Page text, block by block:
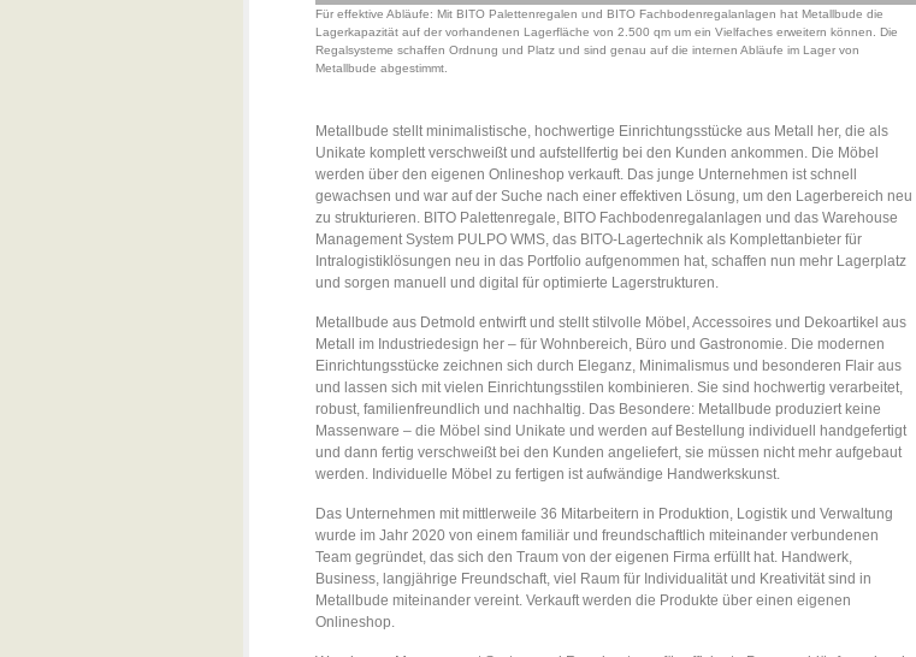
Für effektive Abläufe: Mit BITO Palettenregalen und BITO Fachbodenregalanlagen hat Metallbude die
Lagerkapazität auf der vorhandenen Lagerfläche von 2.500 qm um ein Vielfaches erweitern können. Die
Regalsysteme schaffen Ordnung und Platz und sind genau auf die internen Abläufe im Lager von
Metallbude abgestimmt.
Metallbude stellt minimalistische, hochwertige Einrichtungsstücke aus Metall her, die als
Unikate komplett verschweißt und aufstellfertig bei den Kunden ankommen. Die Möbel
werden über den eigenen Onlineshop verkauft. Das junge Unternehmen ist schnell
gewachsen und war auf der Suche nach einer effektiven Lösung, um den Lagerbereich neu
zu strukturieren. BITO Palettenregale, BITO Fachbodenregalanlagen und das Warehouse
Management System PULPO WMS, das BITO-Lagertechnik als Komplettanbieter für
Intralogistiklösungen neu in das Portfolio aufgenommen hat, schaffen nun mehr Lagerplatz
und sorgen manuell und digital für optimierte Lagerstrukturen.
Metallbude aus Detmold entwirft und stellt stilvolle Möbel, Accessoires und Dekoartikel aus
Metall im Industriedesign her – für Wohnbereich, Büro und Gastronomie. Die modernen
Einrichtungsstücke zeichnen sich durch Eleganz, Minimalismus und besonderen Flair aus
und lassen sich mit vielen Einrichtungsstilen kombinieren. Sie sind hochwertig verarbeitet,
robust, familienfreundlich und nachhaltig. Das Besondere: Metallbude produziert keine
Massenware – die Möbel sind Unikate und werden auf Bestellung individuell handgefertigt
und dann fertig verschweißt bei den Kunden angeliefert, sie müssen nicht mehr aufgebaut
werden. Individuelle Möbel zu fertigen ist aufwändige Handwerkskunst.
Das Unternehmen mit mittlerweile 36 Mitarbeitern in Produktion, Logistik und Verwaltung
wurde im Jahr 2020 von einem familiär und freundschaftlich miteinander verbundenen
Team gegründet, das sich den Traum von der eigenen Firma erfüllt hat. Handwerk,
Business, langjährige Freundschaft, viel Raum für Individualität und Kreativität sind in
Metallbude miteinander vereint. Verkauft werden die Produkte über einen eigenen
Onlineshop.